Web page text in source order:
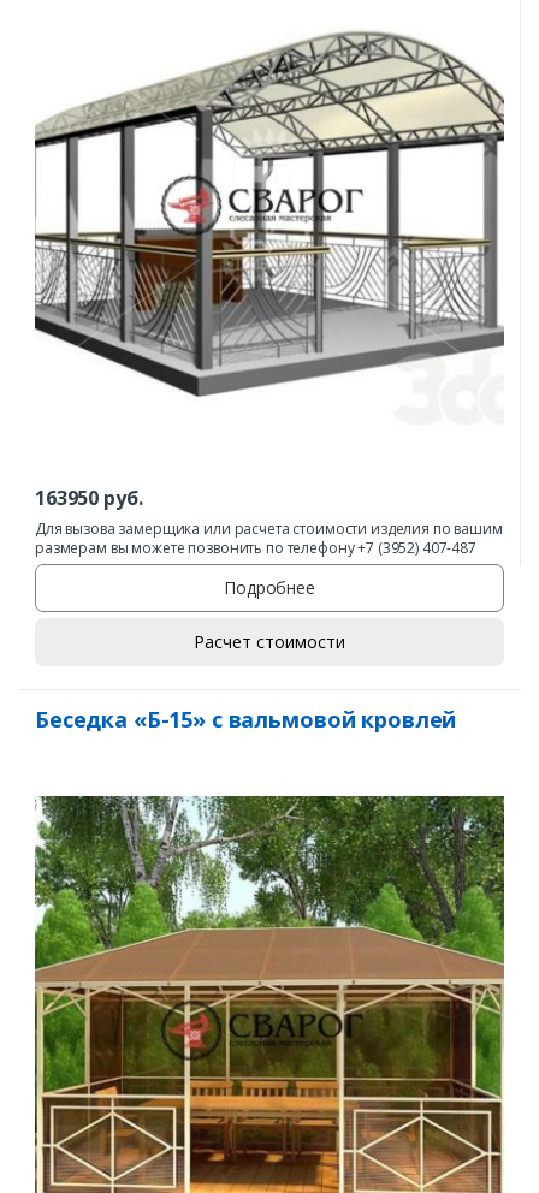
163950 руб.
Для вызова замерщика или расчета стоимости изделия по вашим
размерам вы можете позвонить по телефону +7 (3952) 407-487
Подробнее
Расчет стоимости
Беседка «Б-15» с вальмовой кровлей